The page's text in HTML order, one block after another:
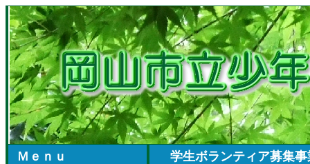
Ｍｅｎｕ 学生ボランティア募集事